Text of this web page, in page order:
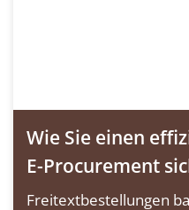
Wie Sie einen
E-Procurement
Freitextbestellungen